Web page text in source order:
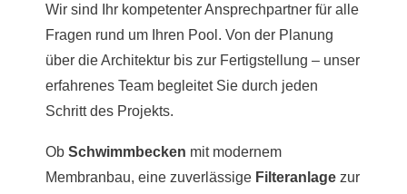
Wir sind Ihr kompetenter Ansprechpartner für alle
Fragen rund um Ihren Pool. Von der Planung
über die Architektur bis zur Fertigstellung – unser
erfahrenes Team begleitet Sie durch jeden
Schritt des Projekts.
Ob Schwimmbecken mit modernem
Membranbau, eine zuverlässige Filteranlage zur